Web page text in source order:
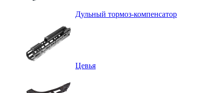
Дульный тормоз-компенсатор
Цевья